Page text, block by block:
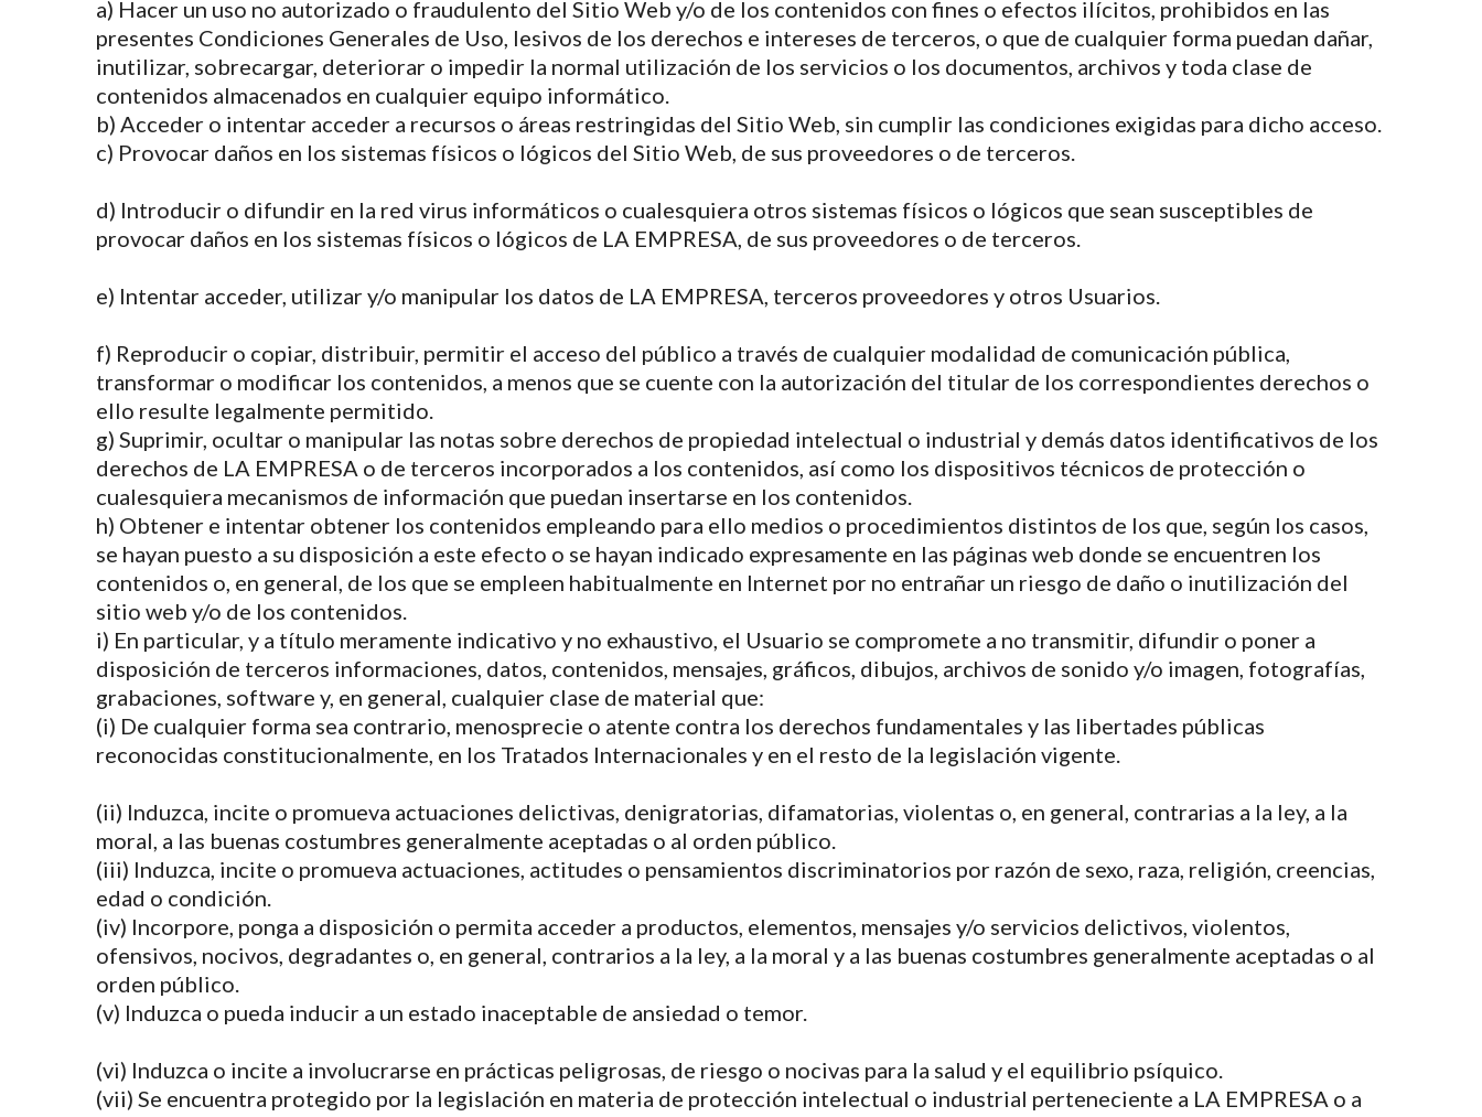
a) Hacer un uso no autorizado o fraudulento del Sitio Web y/o de los contenidos con fines o efectos ilícitos, prohibidos en las
presentes Condiciones Generales de Uso, lesivos de los derechos e intereses de terceros, o que de cualquier forma puedan dañar,
inutilizar, sobrecargar, deteriorar o impedir la normal utilización de los servicios o los documentos, archivos y toda clase de
contenidos almacenados en cualquier equipo informático.
b) Acceder o intentar acceder a recursos o áreas restringidas del Sitio Web, sin cumplir las condiciones exigidas para dicho acceso.
c) Provocar daños en los sistemas físicos o lógicos del Sitio Web, de sus proveedores o de terceros.
d) Introducir o difundir en la red virus informáticos o cualesquiera otros sistemas físicos o lógicos que sean susceptibles de
provocar daños en los sistemas físicos o lógicos de LA EMPRESA, de sus proveedores o de terceros.
e) Intentar acceder, utilizar y/o manipular los datos de LA EMPRESA, terceros proveedores y otros Usuarios.
f) Reproducir o copiar, distribuir, permitir el acceso del público a través de cualquier modalidad de comunicación pública,
transformar o modificar los contenidos, a menos que se cuente con la autorización del titular de los correspondientes derechos o
ello resulte legalmente permitido.
g) Suprimir, ocultar o manipular las notas sobre derechos de propiedad intelectual o industrial y demás datos identificativos de los
derechos de LA EMPRESA o de terceros incorporados a los contenidos, así como los dispositivos técnicos de protección o
cualesquiera mecanismos de información que puedan insertarse en los contenidos.
h) Obtener e intentar obtener los contenidos empleando para ello medios o procedimientos distintos de los que, según los casos,
se hayan puesto a su disposición a este efecto o se hayan indicado expresamente en las páginas web donde se encuentren los
contenidos o, en general, de los que se empleen habitualmente en Internet por no entrañar un riesgo de daño o inutilización del
sitio web y/o de los contenidos.
i) En particular, y a título meramente indicativo y no exhaustivo, el Usuario se compromete a no transmitir, difundir o poner a
disposición de terceros informaciones, datos, contenidos, mensajes, gráficos, dibujos, archivos de sonido y/o imagen, fotografías,
grabaciones, software y, en general, cualquier clase de material que:
(i) De cualquier forma sea contrario, menosprecie o atente contra los derechos fundamentales y las libertades públicas
reconocidas constitucionalmente, en los Tratados Internacionales y en el resto de la legislación vigente.
(ii) Induzca, incite o promueva actuaciones delictivas, denigratorias, difamatorias, violentas o, en general, contrarias a la ley, a la
moral, a las buenas costumbres generalmente aceptadas o al orden público.
(iii) Induzca, incite o promueva actuaciones, actitudes o pensamientos discriminatorios por razón de sexo, raza, religión, creencias,
edad o condición.
(iv) Incorpore, ponga a disposición o permita acceder a productos, elementos, mensajes y/o servicios delictivos, violentos,
ofensivos, nocivos, degradantes o, en general, contrarios a la ley, a la moral y a las buenas costumbres generalmente aceptadas o al
orden público.
(v) Induzca o pueda inducir a un estado inaceptable de ansiedad o temor.
(vi) Induzca o incite a involucrarse en prácticas peligrosas, de riesgo o nocivas para la salud y el equilibrio psíquico.
(vii) Se encuentra protegido por la legislación en materia de protección intelectual o industrial perteneciente a LA EMPRESA o a